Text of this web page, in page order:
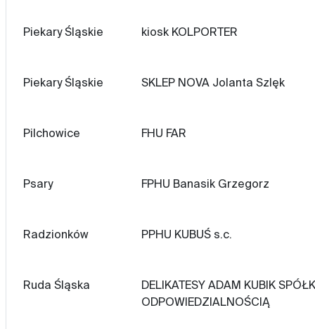
Piekary Śląskie kiosk KOLPORTER
Piekary Śląskie SKLEP NOVA Jolanta Szlęk
Pilchowice FHU FAR
Psary FPHU Banasik Grzegorz
Radzionków PPHU KUBUŚ s.c.
Ruda Śląska
DELIKATESY ADAM KUBIK
ODPOWIEDZIALNOŚCIĄ